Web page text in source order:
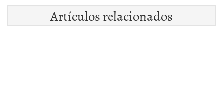
Artículos relacionados